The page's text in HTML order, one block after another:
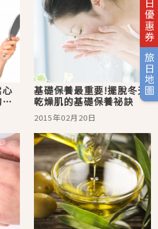
旅日優惠券
旅日地圖
基礎保養最重要!擺脫冬天
乾燥肌的基礎保養祕訣
2015年02月20日